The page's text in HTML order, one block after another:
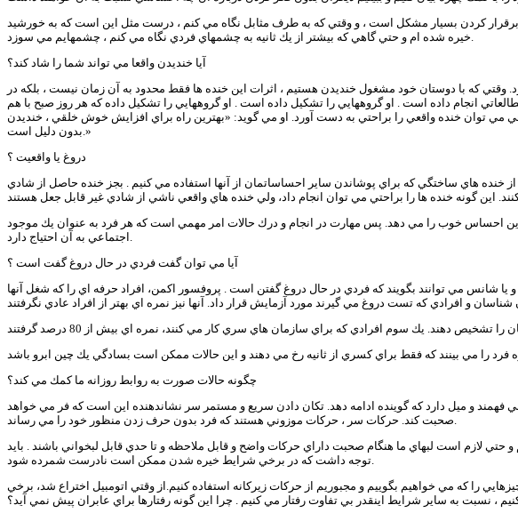
برقرار كردن بسيار مشكل است ، و وقتي كه به طرف مثابل نگاه مي كنم ، درست مثل اين است كه به خورشيد
آيا خنديدن واقعا مي تواند شما را شاد كند؟
كه با دوستان خود مشغول خنديدن هستيم ، اثرات اين خنده ها فقط محدود به آن زمان نيست ، بلكه در
انجام داده است . او گروههايي را تشكيل داده است . او گروههايي را تشكيل داده كه هر روز صبح با هم
مي توان خنده واقعي را براحتي به دست آورد. او مي گويد: «بهترين راه براي افزايش خوش خلقي ، خنديدن
بدون دليل است.»
دروغ يا واقعيت ؟
از خنده هاي ساختگي كه براي پوشاندن ساير احساساتمان از آنها استفاده مي كنيم . بجز خنده حاصل از شادي
اين احساس خوب را مي دهد. پس مهارت در انجام و درك حالات امر مهمي است كه هر فرد به عنوان يك موجود
آيا مي توان گفت فردي در حال دروغ گفت است ؟
مي توانند بگويند كه فردي در حال دروغ گفتن است . پروفسور اكمن، افراد حرفه اي را كه شغل آنها
چگونه حالات صورت به روابط روزانه ما كمك مي كند؟
و ميل دارد كه گوينده ادامه دهد. تكان دادن سريع و مستمر سر نشاندهنده اين است كه فر مي خواهد
با او صحبت مي كنيم ، نگاه مي كنيم و حتي لازم است لبهاي ما هنگام صحبت داراي حركات واضح و قابل ملاحظه و تا حدي قابل لبخواني باشند . بايد
را كه مي خواهيم بگوييم و مجبوريم از حركات زيركانه استفاده كنيم.از وقتي اتومبيل اختراع شد، برخي
، نسبت به ساير شرايط اينقدر بي تفاوت رفتار مي كنيم . چرا اين گونه رفتارها براي عابران پيش نمي آيد؟